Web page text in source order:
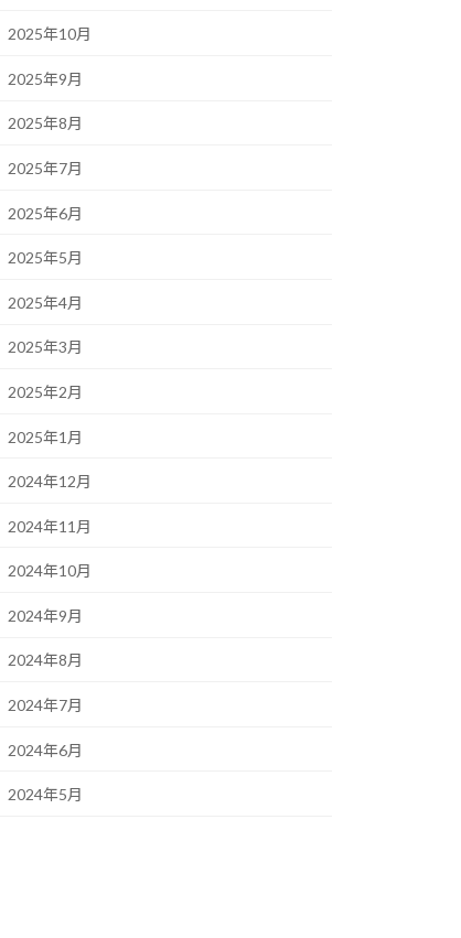
2025年10月
2025年9月
2025年8月
2025年7月
2025年6月
2025年5月
2025年4月
2025年3月
2025年2月
2025年1月
2024年12月
2024年11月
2024年10月
2024年9月
2024年8月
2024年7月
2024年6月
2024年5月